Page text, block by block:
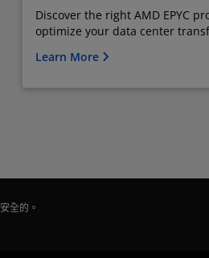
Discover the right AMD EPYC
optimize your data center
Learn More
全的。